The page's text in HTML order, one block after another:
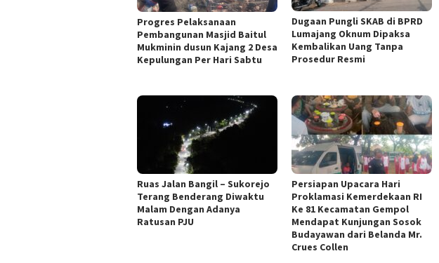
Progres Pelaksanaan
Pembangunan Masjid Baitul
Mukminin dusun Kajang 2 Desa
Kepulungan Per Hari Sabtu
Dugaan Pungli SKAB di BPRD
Lumajang Oknum Dipaksa
Kembalikan Uang Tanpa
Prosedur Resmi
Ruas Jalan Bangil – Sukorejo
Terang Benderang Diwaktu
Malam Dengan Adanya
Ratusan PJU
Persiapan Upacara Hari
Proklamasi Kemerdekaan RI
Ke 81 Kecamatan Gempol
Mendapat Kunjungan Sosok
Budayawan dari Belanda Mr.
Crues Collen